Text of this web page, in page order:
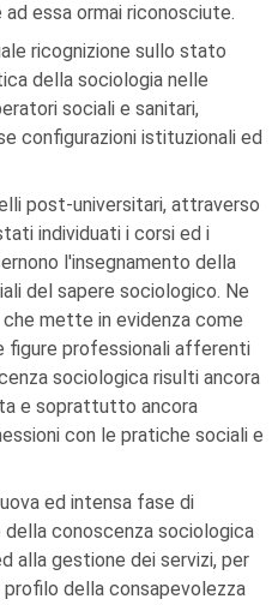
essa ormai riconosciute.
ricognizione sullo stato
della sociologia nelle
sociali e sanitari,
configurazioni istituzionali ed
post-universitari, attraverso
individuati i corsi ed i
l'insegnamento della
del sapere sociologico. Ne
mette in evidenza come
figure professionali afferenti
sociologica risulti ancora
e soprattutto ancora
con le pratiche sociali e
ed intensa fase di
conoscenza sociologica
alla gestione dei servizi, per
della consapevolezza